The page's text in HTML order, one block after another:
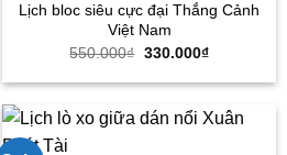
Lịch bloc siêu cực đại Thắng Cảnh
Việt Nam
550.000₫ Giá
là:
330.000₫Giá
tại
330.000₫.